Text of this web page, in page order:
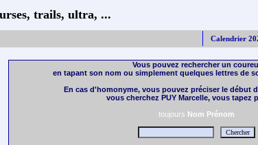
trails, ultra, ...
Calendrier
Vous pouvez rechercher un
en tapant son nom ou simplement quelques lettres de
En cas d'homonyme, vous pouvez préciser le début
vous cherchez PUY Marcelle, vous tapez
toujours Nom Prénom